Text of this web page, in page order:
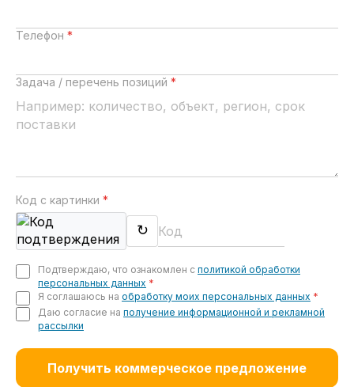
Телефон *
Задача / перечень позиций *
Код с картинки *
↻
Подтверждаю, что ознакомлен с политикой обработки
персональных данных *
Я соглашаюсь на обработку моих персональных данных *
Даю согласие на получение информационной и рекламной
рассылки
Получить коммерческое предложение